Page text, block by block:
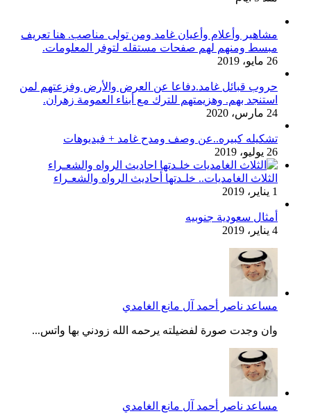
مشاهير وأعلام وأعيان غامد ومن تولى مناصب. هنا تعريف
مبسط ومنهم لهم صفحات مستقله لتوفر المعلومات.
26 مايو، 2019
حروب قبائل غامد.دفاعا عن العرض والأرض وفزعتهم لمن
استنجد بهم. وهزيمتهم للترك مع أبناء العمومة زهران.
24 مارس، 2020
تشكيله كبيره..عن وصف ومدح غامد + فيديوهات
26 يوليو، 2019
الثلاث الغامديات.. خلـدتها أحاديث الرواه والشعـراء
1 يناير، 2019
أمثال سعودية جنوبيه
4 يناير، 2019
مساعد ناصر أحمد آل مانع الغامدي
وان وجدت صورة لفضيلته يرحمه الله زودني بها واتس...
مساعد ناصر أحمد آل مانع الغامدي